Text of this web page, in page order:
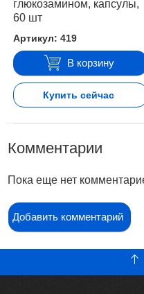
глюкозамином, капсулы,
60 шт
Артикул: 419
В корзину
Купить сейчас
Комментарии
Пока еще нет
Добавить комментарий